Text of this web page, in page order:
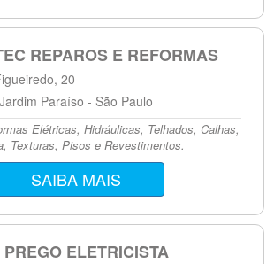
REPAROS E REFORMAS
20
Jardim Paraíso - São Paulo
Elétricas, Hidráulicas, Telhados, Calhas,
Texturas, Pisos e Revestimentos.
SAIBA MAIS
ELETRICISTA